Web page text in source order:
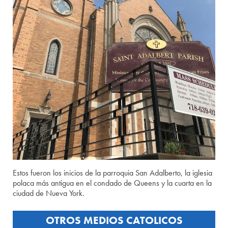
Estos fueron los inicios de la parroquia San Adalberto, la iglesia
polaca más antigua en el condado de Queens y la cuarta en la
ciudad de Nueva York.
OTROS MEDIOS CATOLICOS